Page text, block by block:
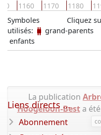
1160 1170 1180
Cliquez
Symboles
utilisés:
grand-parents
enfants
La publication
Hoogeloon-Besta
Liens directs ...
Abonnement